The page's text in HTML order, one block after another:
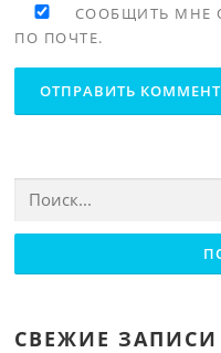
СООБЩИТЬ МНЕ
ПО ПОЧТЕ.
СВЕЖИЕ ЗАПИСИ